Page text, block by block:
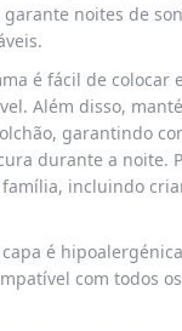
garante noites de
é fácil de colocar e
Além disso,
garantindo
durante a noite.
incluindo
é
com todos